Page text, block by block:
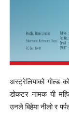
अस्ट्रेलियाको गोल्ड
डोकटर नामक यी
उनले बिहेमा नीलो र